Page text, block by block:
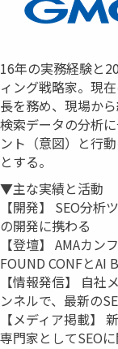
16年の実務経験と
ィング戦略家。現
長を務め、現場か
検索データの分析
ント（意図）と行
とする。
▼主な実績と活動
【開発】 SEO分
の開発に携わる
【登壇】 AMAカ
FOUND CONFとAI
【情報発信】 自社
ンネルで、最新の
【メディア掲載】
専門家としてSEO